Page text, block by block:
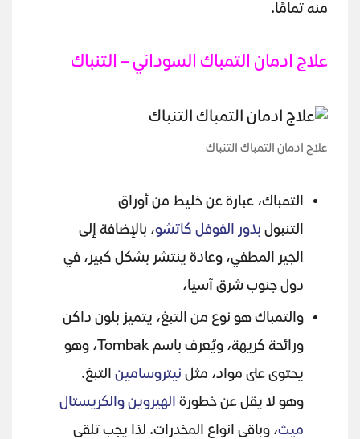
منه تمامًا.
علاج ادمان التمباك السوداني – التنباك
علاج ادمان التمباك التنباك
التمباك، عبارة عن خليط من أوراق
التنبول بذور الفوفل كاتشو، بالإضافة إلى
الجير المطفي، وعادة ينتشر بشكل كبير، في
دول جنوب شرق آسيا،
والتمباك هو نوع من التبغ، يتميز بلون داكن
ورائحة كريهة، ويُعرف باسم Tombak، وهو
يحتوى على مواد، مثل نيتروسامين التبغ.
وهو لا يقل عن خطورة الهيروين والكريستال
ميث، وباقى انواع المخدرات. لذا يجب تلقى